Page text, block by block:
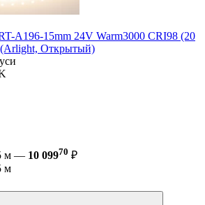
A196-15mm 24V Warm3000 CRI98 (20
(Arlight, Открытый)
м — 10 09970 ₽
м